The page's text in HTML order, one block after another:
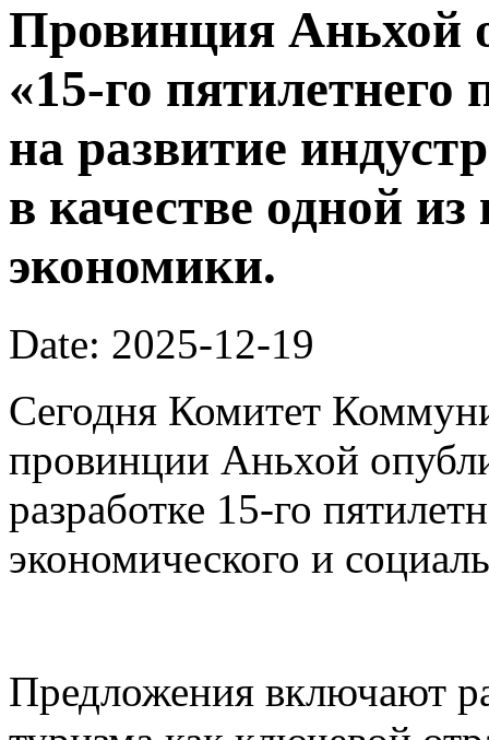
Провинция Аньхой
«15-го
на развитие
в качестве одной
экономики.
Date: 2025-12-19
Сегодня Комитет
провинции Аньхой
разработке 15-го
экономического и
Предложения включают